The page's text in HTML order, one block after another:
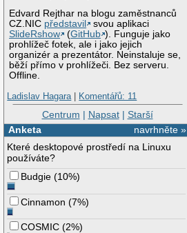
Edvard Rejthar na blogu zaměstnanců
CZ.NIC představil
svou aplikaci
SlideRshow
(GitHub ). Funguje jako
prohlížeč fotek, ale i jako jejich
organizér a prezentátor. Neinstaluje se,
běží přímo v prohlížeči. Bez serveru.
Offline.
Ladislav Hagara| Komentářů: 11
Centrum | Napsat| Starší
navrhněte »
Anketa
Které desktopové prostředí na Linuxu
používáte?
Budgie (10%)
Cinnamon (7%)
COSMIC (2%)